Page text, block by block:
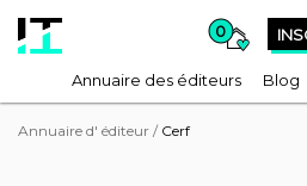
0
Annuaire des éditeurs Blog
Annuaire d' éditeur / Cerf